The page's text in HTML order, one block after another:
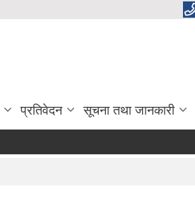
प्रतिवेदन सूचना तथा जानकारी